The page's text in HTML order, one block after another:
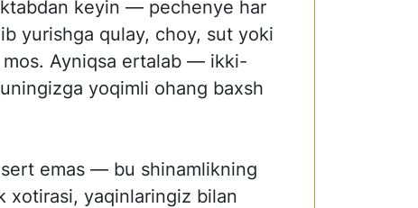
keyin — pechenye har
yurishga qulay, choy, sut yoki
mos. Ayniqsa ertalab — ikki-
yoqimli ohang baxsh
emas — bu shinamlikning
xotirasi, yaqinlaringiz bilan